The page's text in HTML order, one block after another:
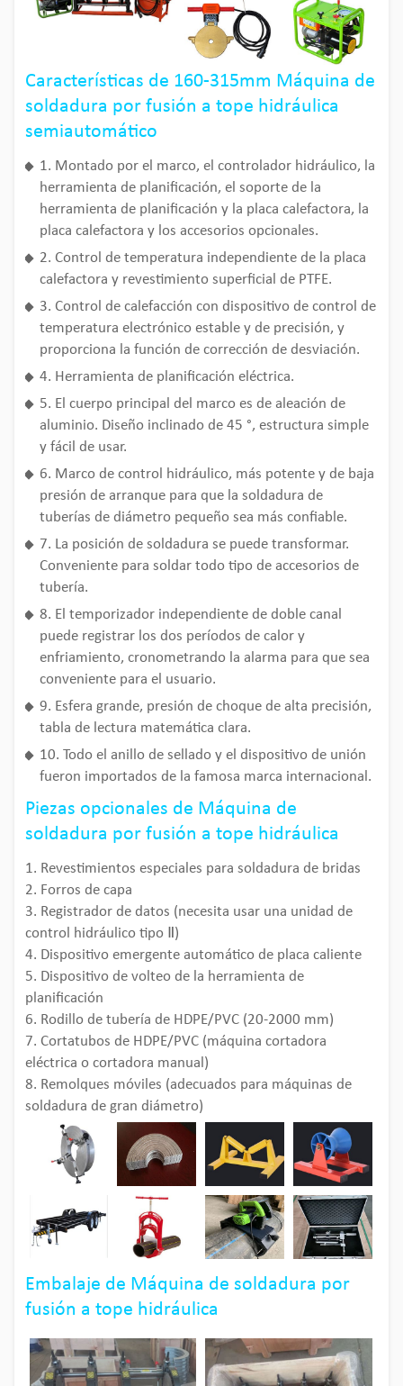
Características de 160-315mm Máquina de
soldadura por fusión a tope hidráulica
semiautomático
1. Montado por el marco, el controlador hidráulico, la
herramienta de planificación, el soporte de la
herramienta de planificación y la placa calefactora, la
placa calefactora y los accesorios opcionales.
2. Control de temperatura independiente de la placa
calefactora y revestimiento superficial de PTFE.
3. Control de calefacción con dispositivo de control de
temperatura electrónico estable y de precisión, y
proporciona la función de corrección de desviación.
4. Herramienta de planificación eléctrica.
5. El cuerpo principal del marco es de aleación de
aluminio. Diseño inclinado de 45 °, estructura simple
y fácil de usar.
6. Marco de control hidráulico, más potente y de baja
presión de arranque para que la soldadura de
tuberías de diámetro pequeño sea más confiable.
7. La posición de soldadura se puede transformar.
Conveniente para soldar todo tipo de accesorios de
tubería.
8. El temporizador independiente de doble canal
puede registrar los dos períodos de calor y
enfriamiento, cronometrando la alarma para que sea
conveniente para el usuario.
9. Esfera grande, presión de choque de alta precisión,
tabla de lectura matemática clara.
10. Todo el anillo de sellado y el dispositivo de unión
fueron importados de la famosa marca internacional.
Piezas opcionales de Máquina de
soldadura por fusión a tope hidráulica
1. Revestimientos especiales para soldadura de bridas
2. Forros de capa
3. Registrador de datos (necesita usar una unidad de
control hidráulico tipo Ⅱ)
4. Dispositivo emergente automático de placa caliente
5. Dispositivo de volteo de la herramienta de
planificación
6. Rodillo de tubería de HDPE/PVC (20-2000 mm)
7. Cortatubos de HDPE/PVC (máquina cortadora
eléctrica o cortadora manual)
8. Remolques móviles (adecuados para máquinas de
soldadura de gran diámetro)
Embalaje de Máquina de soldadura por
fusión a tope hidráulica